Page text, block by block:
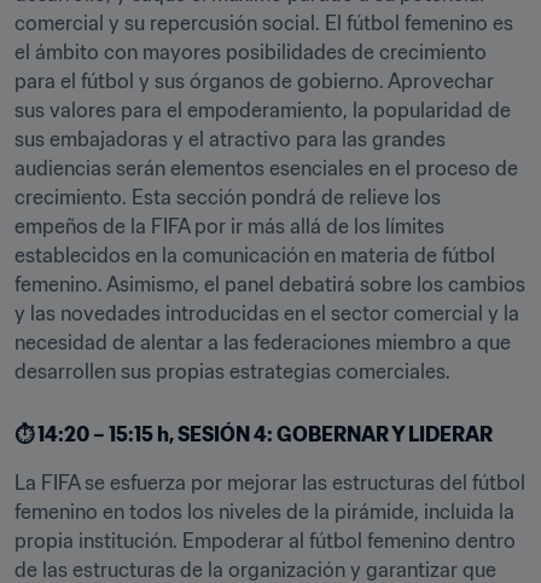
comercial y su repercusión social. El fútbol femenino es
el ámbito con mayores posibilidades de crecimiento
para el fútbol y sus órganos de gobierno. Aprovechar
sus valores para el empoderamiento, la popularidad de
sus embajadoras y el atractivo para las grandes
audiencias serán elementos esenciales en el proceso de
crecimiento. Esta sección pondrá de relieve los
empeños de la FIFA por ir más allá de los límites
establecidos en la comunicación en materia de fútbol
femenino. Asimismo, el panel debatirá sobre los cambios
y las novedades introducidas en el sector comercial y la
necesidad de alentar a las federaciones miembro a que
desarrollen sus propias estrategias comerciales.
⏱️ 14:20 – 15:15 h, SESIÓN 4: GOBERNAR Y LIDERAR
La FIFA se esfuerza por mejorar las estructuras del fútbol
femenino en todos los niveles de la pirámide, incluida la
propia institución. Empoderar al fútbol femenino dentro
de las estructuras de la organización y garantizar que